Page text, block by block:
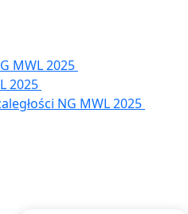
MWL 2025
2025
NG MWL 2025